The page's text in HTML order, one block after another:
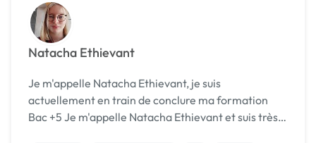
Natacha Ethievant
Je m'appelle Natacha Ethievant, je suis
actuellement en train de conclure ma formation
Bac +5 Je m'appelle Natacha Ethievant et suis très